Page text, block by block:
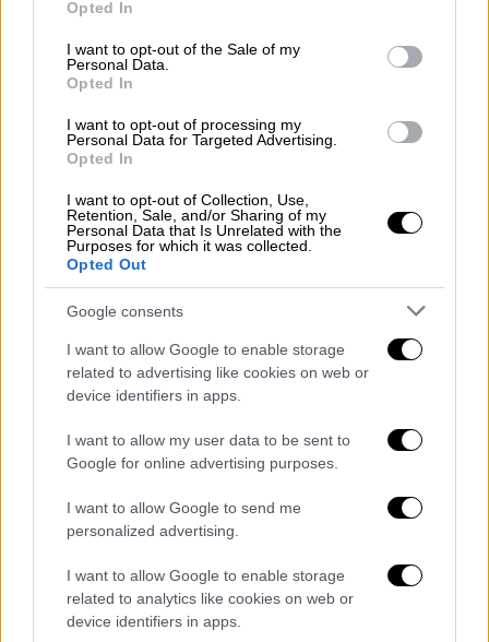
use your data for below specified purposes in below Google
consent section.
Opted In
I want to opt-out of the Sale of my
Personal Data.
Opted In
I want to opt-out of processing my
Personal Data for Targeted Advertising.
Opted In
I want to opt-out of Collection, Use,
Retention, Sale, and/or Sharing of my
Personal Data that Is Unrelated with the
Purposes for which it was collected.
Opted Out
Google consents
I want to allow Google to enable storage
related to advertising like cookies on web or
device identifiers in apps.
I want to allow my user data to be sent to
Google for online advertising purposes.
I want to allow Google to send me
personalized advertising.
I want to allow Google to enable storage
related to analytics like cookies on web or
device identifiers in apps.
εξέλιξη» ανέφερε αρχικά η
«Αιφνιδιάζομαι και δεν μπορώ να πω πως
προηγούμενες ημέρες συνεχώς.
Είναι και το
κλείσιμο της Αυγής
Σε ερώτηση για τηνανάρτηση Κασσελάκη
τα μαύρα ταμεία απάντησε ότι «με εκπλήσσει
πραγματικά εάν τα εννοούσε ο πρόεδρος και
έχει συμπεριλάβει στη σχετική συζήτηση
τον ΣΥΡΙΖΑ». «Θυμάμαι δηλώσεις του στις
πρώτες ημέρες που ενημερώθηκε, και
θυμάμαι ότι έλεγε πόσο καθαρά και έντιμα
και με ήθος και με αξία πολιτεύτηκε ο
ΣΥΡΙΖΑ» πρόσθεσε.
Όπως είπε περιμένει καθαρές απαντήσεις
από τον πρόεδρο.